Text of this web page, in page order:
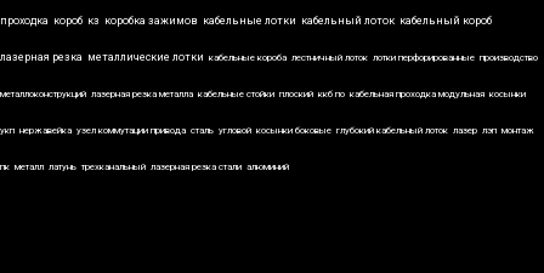
проходка короб кз коробка зажимов кабельные лотки кабельный лоток кабельный короб
лазерная резка металлические лотки кабельные короба лестничный лоток лотки перфорированные производство
металлоконструкций лазерная резка металла кабельные стойки плоский ккб по кабельная проходка модульная косынки
укп нержавейка узел коммутации привода сталь угловой косынки боковые глубокий кабельный лоток лазер лэп монтаж
пк металл латунь трехканальный лазерная резка стали алюминий